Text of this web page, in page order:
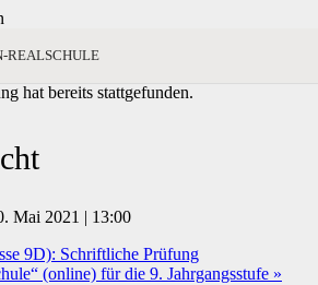
REALSCHULE
hat bereits stattgefunden.
Mai 2021 | 13:00
9D): Schriftliche Prüfung
(online) für die 9. Jahrgangsstufe »